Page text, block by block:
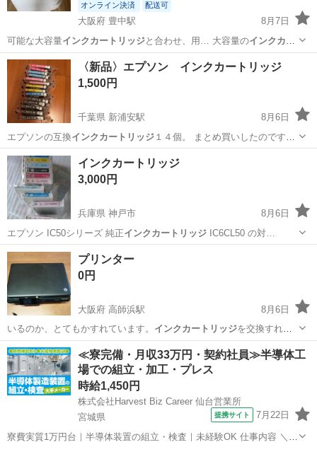
オンライン決済 配送可
大阪府 豊中駅
8月7日
可能な大容量インクカートリッジ と合わせ、用… 大容量のインクカー
トリッジはインク窓か…
大阪 豊中市 豊中駅 その他 インク
〈新品〉エプソン インクカートリッジ
1,500円
千葉県 新浦安駅
8月6日
エプソンの互換インクカートリッジ１４個。 まとめ買いしたのです
が…
千葉 浦安市 新浦安駅 その他
インクカートリッジ
3,000円
兵庫県 神戸市
8月6日
エプソン IC50シリーズ 純正インクカートリッジ IC6CL50 の対…
兵庫 神戸市 プリンター
プリンター
0円
大阪府 高師浜駅
8月6日
いるのか、とてもかすれています。 インクカートリッジを交換すれば
大丈夫やと思いますが…
大阪 高石市 高師浜駅 プリンター
≪寮完備・月収33万円・契約社員≫半導体工
場での組立・加工・プレス
時給1,450円
株式会社Harvest Biz Career 仙台営業所
宮城県
提携サイト 7月22日
寮費実質1万円台｜半導体装置の組立・検査｜未経験OK 仕事内容 ＼半